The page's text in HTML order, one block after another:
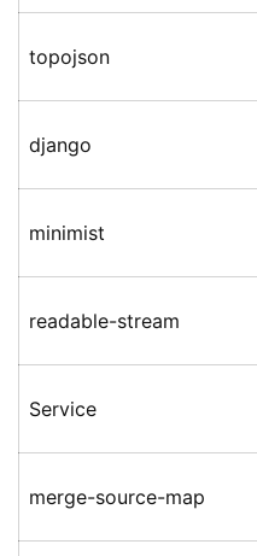
topojson
django
minimist
readable-stream
Service
merge-source-map